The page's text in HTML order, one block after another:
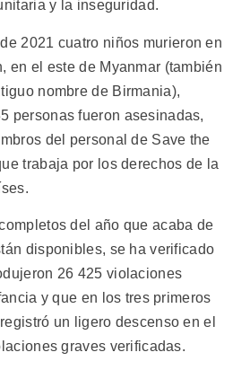
y la inseguridad.
2021 cuatro niños murieron en
en el este de Myanmar (también
nombre de Birmania),
personas fueron asesinadas,
del personal de Save the
trabaja por los derechos de la
del año que acaba de
disponibles, se ha verificado
26 425 violaciones
y que en los tres primeros
un ligero descenso en el
graves verificadas.